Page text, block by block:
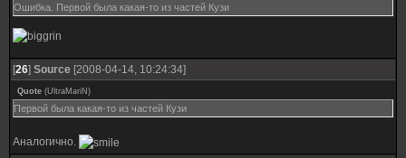
Ошибка. Первой была какая-то из частей Кузи
[26] Source [2008-04-14, 10:24:34]
Quote (UltraMariN )
Первой была какая-то из частей Кузи
Аналогично.